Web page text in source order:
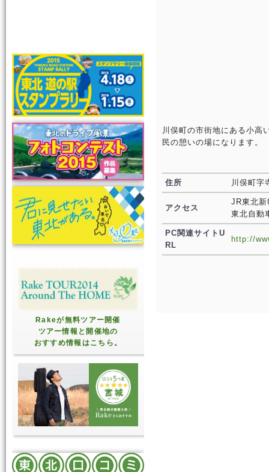
Rakeが無料ツアー開催
ツアー情報と開催地の
おすすめ情報はこちら。
川俣町の市街地にある小高
民の憩いの場になります。
住所 川俣町字
アクセス
JR東北新
東北自動
PC関連サイトU
RL
http://